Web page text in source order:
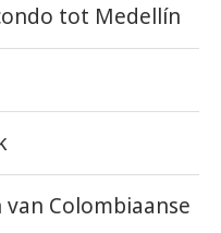
tot Medellín
Colombiaanse